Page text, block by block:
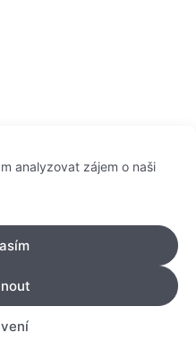
analyzovat zájem o naši
provozuje: